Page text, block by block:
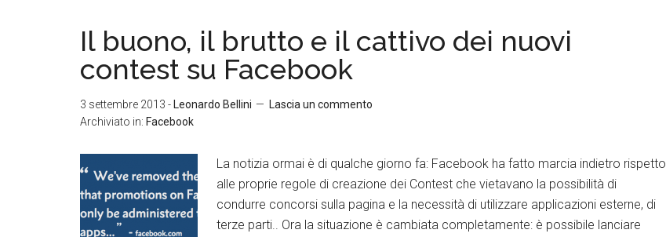
Il buono, il brutto e il cattivo dei nuovi
contest su Facebook
3 settembre 2013 - Leonardo Bellini
Lascia un commento
Archiviato in: Facebook
La notizia ormai è di qualche giorno fa: Facebook ha fatto marcia indietro rispetto
alle proprie regole di creazione dei Contest che vietavano la possibilità di
condurre concorsi sulla pagina e la necessità di utilizzare applicazioni esterne, di
terze parti.. Ora la situazione è cambiata completamente: è possibile lanciare